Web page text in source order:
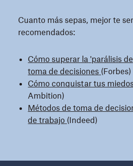
Cuanto más sepas, mejor te
recomendados:
Cómo superar la 'parálisis de
toma de decisiones (Forbes)
Cómo conquistar tus
Ambition)
Métodos de toma de
de trabajo (Indeed)